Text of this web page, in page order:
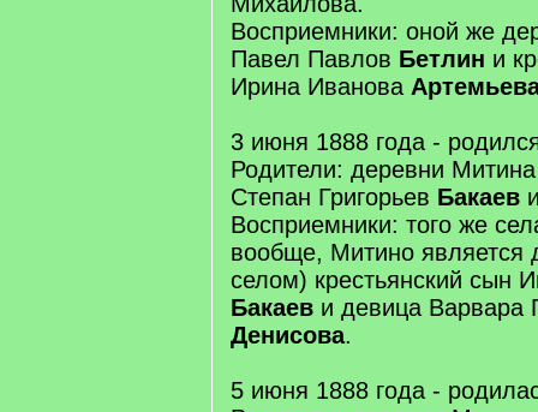
Восприемники: оной же
Павел Павлов Бетлин и
Ирина Иванова
3 июня 1888 года -
Родители: деревни Митина
Степан Григорьев Бакаев
Восприемники: того же
вообще, Митино является
селом) крестьянский сын
Бакаев и девица Варвара
Денисова.
5 июня 1888 года -